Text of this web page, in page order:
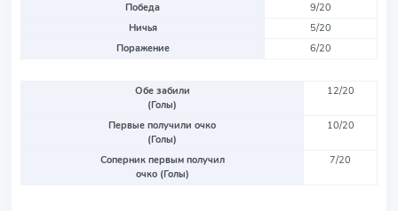
Победа
9/20
Ничья
5/20
Поражение
6/20
Обе забили
(Голы)
12/20
Первые получили очко
(Голы)
10/20
Соперник первым получил
очко (Голы)
7/20